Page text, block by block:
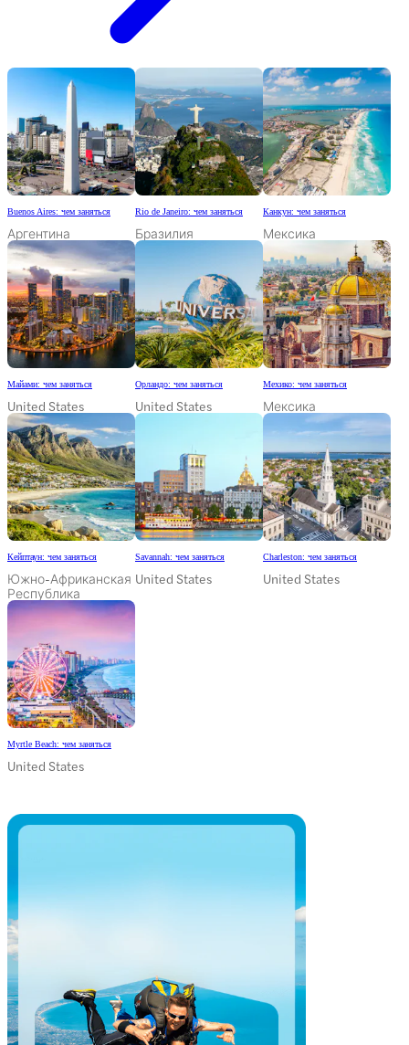
Buenos Aires: чем заняться
Аргентина
Rio de Janeiro: чем заняться
Бразилия
Канкун: чем заняться
Мексика
Майами: чем заняться
United States
Орландо: чем заняться
United States
Мехико: чем заняться
Мексика
Кейптаун: чем заняться
Южно-Африканская
Республика
Savannah: чем заняться
United States
Charleston: чем заняться
United States
Myrtle Beach: чем заняться
United States